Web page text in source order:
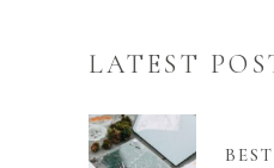
LATEST